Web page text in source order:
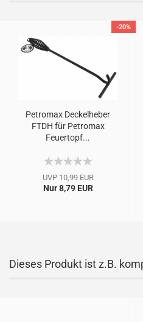
-20%
Petromax Deckelheber
FTDH für Petromax
Feuertopf...
UVP 10,99 EUR
Nur 8,79 EUR
Dieses Produkt ist z.B.